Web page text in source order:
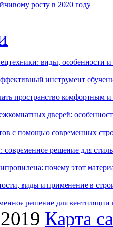
росту в 2020 году
виды, особенности
инструмент
пространство комфортным
дверей:
с помощью современных
решение для
почему этот
виды и применение в
решение для вентиляции
Карта